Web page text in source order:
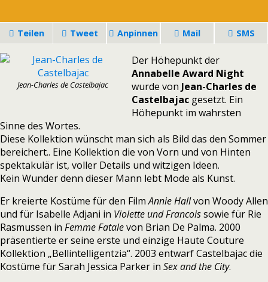
Teilen Tweet Anpinnen Mail SMS
Jean-Charles de Castelbajac
Der Höhepunkt der
Annabelle Award Night
wurde von Jean-Charles de
Castelbajac gesetzt. Ein
Höhepunkt im wahrsten
Sinne des Wortes.
Diese Kollektion wünscht man sich als Bild das den Sommer
bereichert.. Eine Kollektion die von Vorn und von Hinten
spektakulär ist, voller Details und witzigen Ideen.
Kein Wunder denn dieser Mann lebt Mode als Kunst.
Er kreierte Kostüme für den FilmAnnie Hallvon Woody Allen
und für Isabelle Adjani in Violette und Francoissowie für Rie
Rasmussen in Femme Fatalevon Brian De Palma. 2000
präsentierte er seine erste und einzige Haute Couture
Kollektion „Bellintelligentzia“. 2003 entwarf Castelbajac die
Kostüme für Sarah Jessica Parker in Sex and the City.